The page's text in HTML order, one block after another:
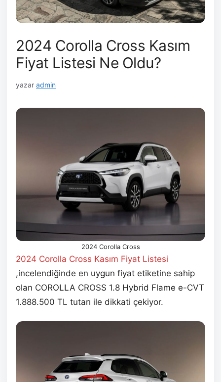
2024 Corolla Cross Kasım
Fiyat Listesi Ne Oldu?
yazar admin
2024 Corolla Cross
2024 Corolla Cross Kasım Fiyat Listesi
,incelendiğinde en uygun fiyat etiketine sahip
olan COROLLA CROSS 1.8 Hybrid Flame e-CVT
1.888.500 TL tutarı ile dikkati çekiyor.